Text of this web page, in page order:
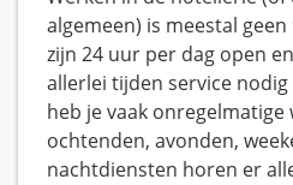
algemeen) is meestal
zijn 24 uur per dag open
allerlei tijden service
heb je vaak
ochtenden, avonden,
nachtdiensten horen er